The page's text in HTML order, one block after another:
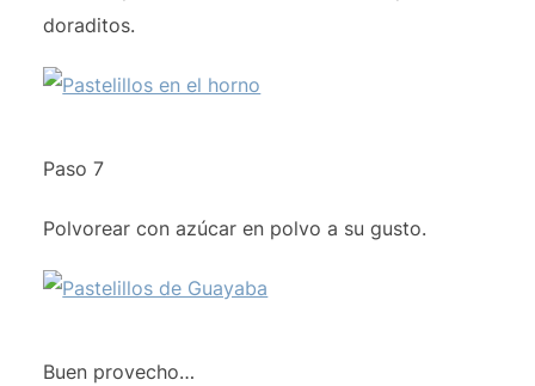
doraditos.
Paso 7
Polvorear con azúcar en polvo a su gusto.
Buen provecho…